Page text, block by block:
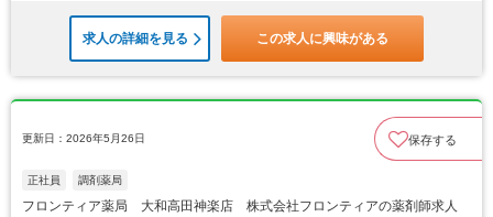
求人の詳細を見る この求人に興味がある
更新日：2026年5月26日 保存する
正社員 調剤薬局
フロンティア薬局 大和高田神楽店 株式会社フロンティアの薬剤師求人